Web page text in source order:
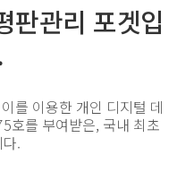
판관리 포겟입
를 이용한 개인 디지털 데
호를 부여받은, 국내 최초
.